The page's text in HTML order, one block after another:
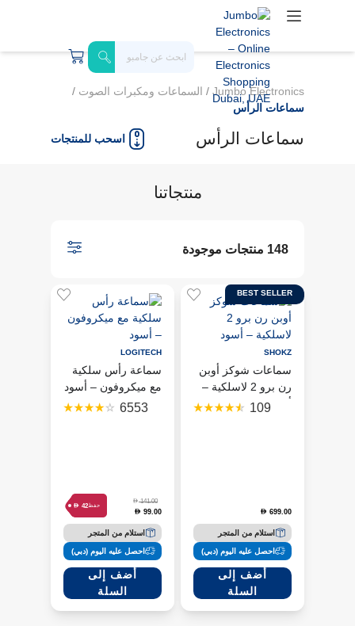
Jumbo Electronics
/ السماعات ومكبرات الصوت /
سماعات الرأس
سماعات الرأس اسحب للمنتجات
منتجاتنا
148 منتجات موجودة
BEST SELLER
SHOKZ
سماعات شوكز أوبن
رن برو 2 لاسلكية –
أسود109
D 699.00
استلام من المتجر
احصل عليه اليوم (دبي)
أضف إلى
السلة
LOGITECH
سماعة رأس سلكية
مع ميكروفون – أسود
6553
D141.00
D 99.00
حفظ D 42
استلام من المتجر
احصل عليه اليوم (دبي)
أضف إلى
السلة